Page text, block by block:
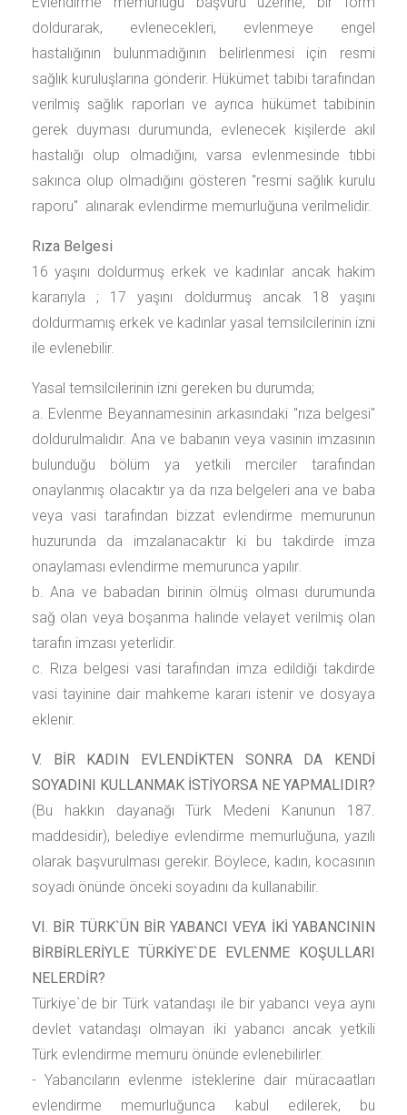
doldurarak, evlenecekleri, evlenmeye engel
hastalığının bulunmadığının belirlenmesi için resmi
sağlık kuruluşlarına gönderir. Hükümet tabibi tarafından
verilmiş sağlık raporları ve ayrıca hükümet tabibinin
gerek duyması durumunda, evlenecek kişilerde akıl
hastalığı olup olmadığını, varsa evlenmesinde tıbbi
sakınca olup olmadığını gösteren "resmi sağlık kurulu
raporu" alınarak evlendirme memurluğuna verilmelidir.
Rıza Belgesi
16 yaşını doldurmuş erkek ve kadınlar ancak hakim
kararıyla ; 17 yaşını doldurmuş ancak 18 yaşını
doldurmamış erkek ve kadınlar yasal temsilcilerinin izni
ile evlenebilir.
Yasal temsilcilerinin izni gereken bu durumda;
a. Evlenme Beyannamesinin arkasındaki "rıza belgesi"
doldurulmalıdır. Ana ve babanın veya vasinin imzasının
bulunduğu bölüm ya yetkili merciler tarafından
onaylanmış olacaktır ya da rıza belgeleri ana ve baba
veya vasi tarafından bizzat evlendirme memurunun
huzurunda da imzalanacaktır ki bu takdirde imza
onaylaması evlendirme memurunca yapılır.
b. Ana ve babadan birinin ölmüş olması durumunda
sağ olan veya boşanma halinde velayet verilmiş olan
tarafın imzası yeterlidir.
c. Rıza belgesi vasi tarafından imza edildiği takdirde
vasi tayinine dair mahkeme kararı istenir ve dosyaya
eklenir.
V. BİR KADIN EVLENDİKTEN SONRA DA KENDİ
SOYADINI KULLANMAK İSTİYORSA NE YAPMALIDIR?
(Bu hakkın dayanağı Türk Medeni Kanunun 187.
maddesidir), belediye evlendirme memurluğuna, yazılı
olarak başvurulması gerekir. Böylece, kadın, kocasının
soyadı önünde önceki soyadını da kullanabilir.
VI. BİR TÜRK`ÜN BİR YABANCI VEYA İKİ YABANCININ
BİRBİRLERİYLE TÜRKİYE`DE EVLENME KOŞULLARI
NELERDİR?
Türkiye`de bir Türk vatandaşı ile bir yabancı veya aynı
devlet vatandaşı olmayan iki yabancı ancak yetkili
Türk evlendirme memuru önünde evlenebilirler.
- Yabancıların evlenme isteklerine dair müracaatları
evlendirme memurluğunca kabul edilerek, bu